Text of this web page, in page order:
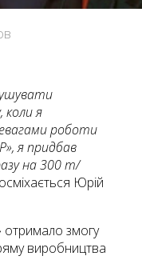
коли я
роботи
я придбав
на 300 т/
Юрій
змогу
виробництва